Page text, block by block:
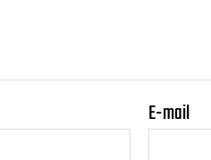
E-mail